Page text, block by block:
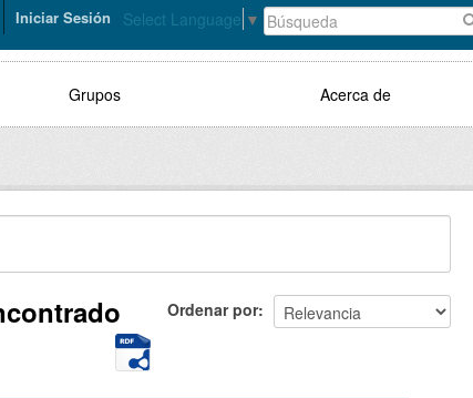
Select Language ▼
Iniciar Sesión
Grupos Acerca de
Ordenar por